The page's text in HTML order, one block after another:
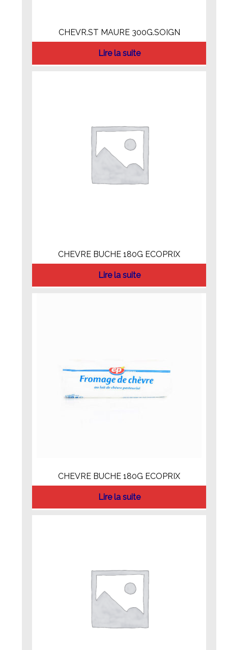
CHEVR.ST MAURE 300G.SOIGN
Lire la suite
CHEVRE BUCHE 180G ECOPRIX
Lire la suite
CHEVRE BUCHE 180G ECOPRIX
Lire la suite